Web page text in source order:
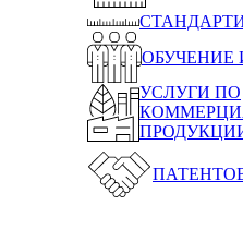
ОБУЧЕНИЕ
УСЛУГИ ПО